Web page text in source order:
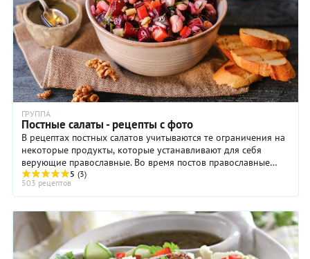
ГРУППА
Постные салаты - рецепты с фото
В рецептах постных салатов учитываются те ограничения на
некоторые продукты, которые устанавливают для себя
верующие православные. Во время постов православные
верующие отказываются от ...
5 (3)
503 рецептов